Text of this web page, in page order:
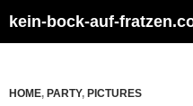
Inhalt
kein-bock-auf-
HOME, PARTY, PICTURES